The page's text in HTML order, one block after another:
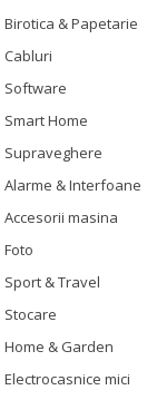
Birotica & Papetarie
Cabluri
Software
Smart Home
Supraveghere
Alarme & Interfoane
Accesorii masina
Foto
Sport & Travel
Stocare
Home & Garden
Electrocasnice mici